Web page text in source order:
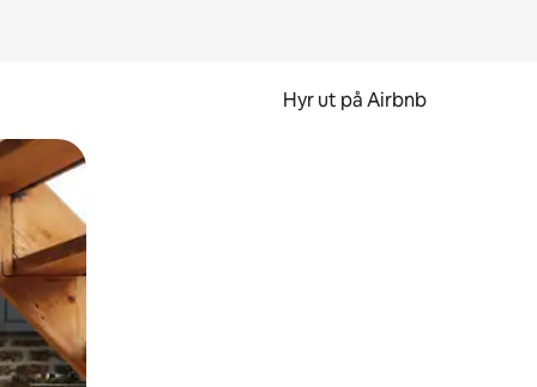
Hyr ut på Airbnb